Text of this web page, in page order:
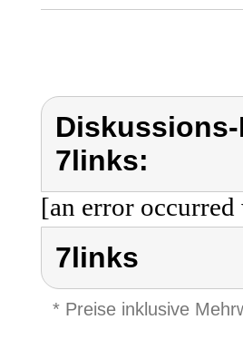
7links:
[an error
7links
* Preise inklusive